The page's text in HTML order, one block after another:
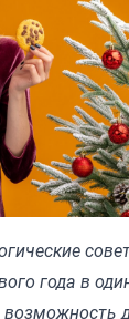
года в
возможность